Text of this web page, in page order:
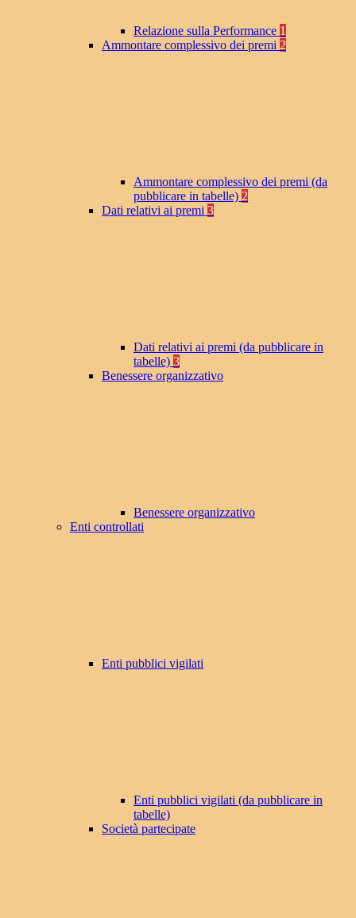
Relazione sulla Performance 1
Ammontare complessivo dei premi 2
Ammontare complessivo dei premi (da
pubblicare in tabelle) 2
Dati relativi ai premi 3
Dati relativi ai premi (da pubblicare in
tabelle) 3
Benessere organizzativo
Benessere organizzativo
Enti controllati
Enti pubblici vigilati
Enti pubblici vigilati (da pubblicare in
tabelle)
Società partecipate